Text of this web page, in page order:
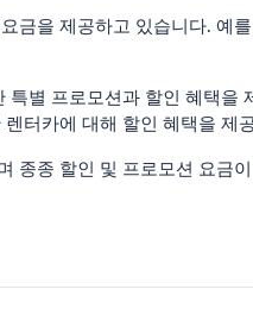
금을 제공하고 있습니다. 예
별 프로모션과 할인 혜택
터카에 대해 할인 혜택을 제
종종 할인 및 프로모션 요금